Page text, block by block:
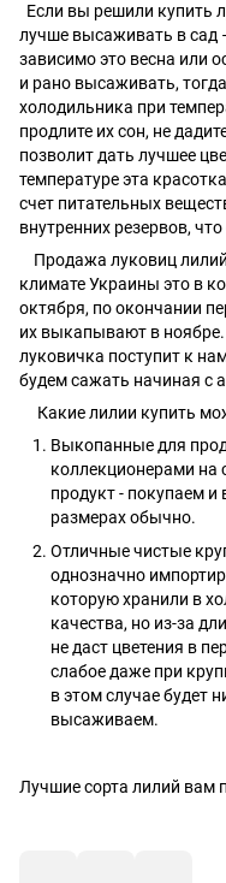
Если вы решили купить
лучше высаживать в сад
зависимо это весна или
и рано высаживать,
холодильника при
продлите их сон, не
позволит дать лучшее
температуре эта
счет питательных
внутренних резервов,
Продажа луковиц
климате Украины это в
октября, по окончании
их выкапывают в
луковичка поступит к
будем сажать начиная с
Какие лилии купить
Выкопанные для
коллекционерами на
продукт - покупаем
размерах обычно.
Отличные чистые
однозначно
которую хранили в
качества, но из-за
не даст цветения в
слабое даже при
в этом случае будет
высаживаем.
Лучшие сорта лилий вам